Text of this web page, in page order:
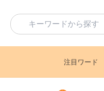
注目ワード